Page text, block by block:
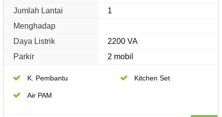
Jumlah Lantai
1
Menghadap
Daya Listrik
2200 VA
Parkir
2 mobil
K. Pembantu Kitchen Set
Air PAM